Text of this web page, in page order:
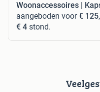
Woonaccessoires |
aangeboden voor€ 125
€ 4 stond.